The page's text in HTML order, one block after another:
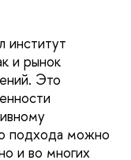
институт
и рынок
Это
подхода можно
и во многих